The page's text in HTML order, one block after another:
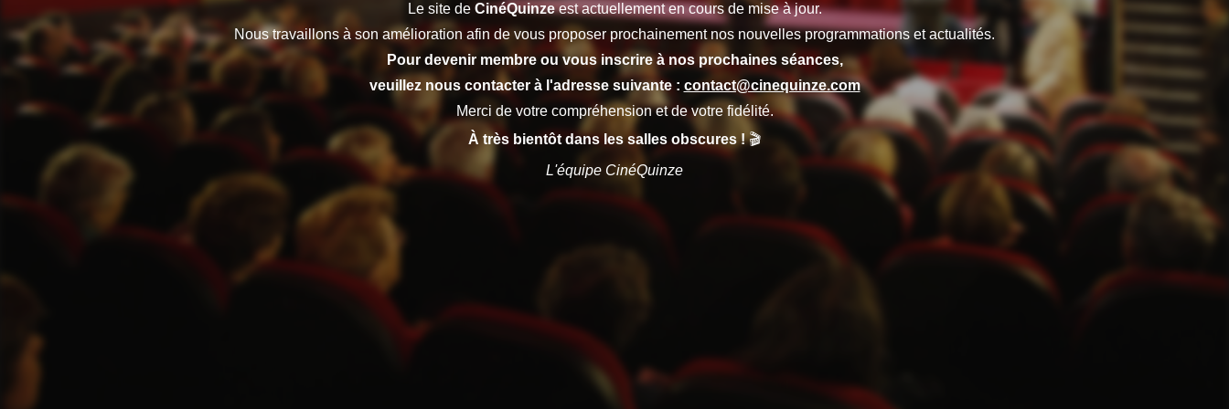
Le site de CinéQuinzeest actuellement en cours de mise à jour.
Nous travaillons à son amélioration afin de vous proposer prochainement nos nouvelles programmations et actualités.
Pour devenir membre ou vous inscrire à nos prochaines séances,
veuillez nous contacter à l'adresse suivante : contact@cinequinze.com
Merci de votre compréhension et de votre fidélité.
À très bientôt dans les salles obscures !🎬
L'équipe CinéQuinze